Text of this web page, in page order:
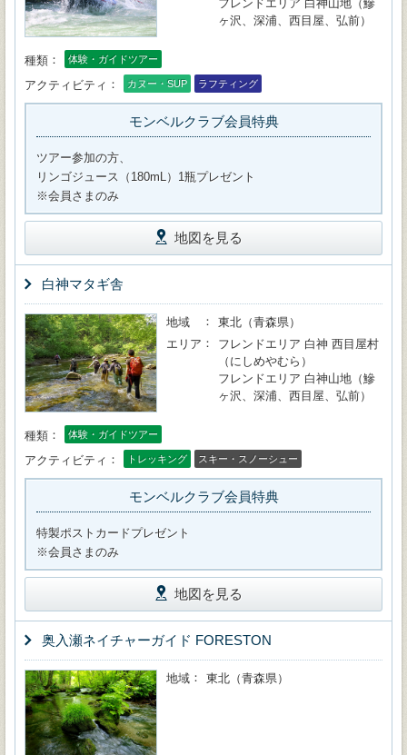
フレンドエリア 白神山地（鰺
ヶ沢、深浦、西目屋、弘前）
種類 体験・ガイドツアー
アクティビティ カヌー・SUP ラフティング
モンベルクラブ会員特典
ツアー参加の方、
リンゴジュース（180mL）1瓶プレゼント
※会員さまのみ
地図を見る
白神マタギ舎
地域
東北（青森県）
エリア
フレンドエリア 白神 西目屋村
（にしめやむら）
フレンドエリア 白神山地（鰺
ヶ沢、深浦、西目屋、弘前）
種類 体験・ガイドツアー
アクティビティ トレッキング スキー・スノーシュー
モンベルクラブ会員特典
特製ポストカードプレゼント
※会員さまのみ
地図を見る
奥入瀬ネイチャーガイド FORESTON
地域 東北（青森県）